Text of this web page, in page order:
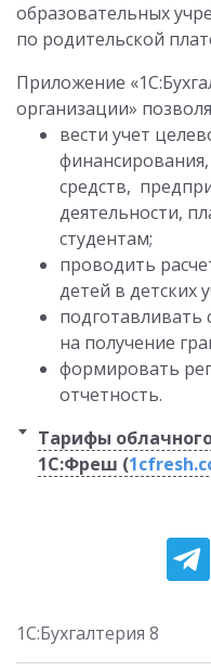
образовательных
по родительской
Приложение
организации»
вести учет
средств,
деятельности,
студентам;
проводить
детей в детских
подготавливать
на получение
формировать
отчетность.
Тарифы
1C:Фреш (
1С:Бухгалтерия 8